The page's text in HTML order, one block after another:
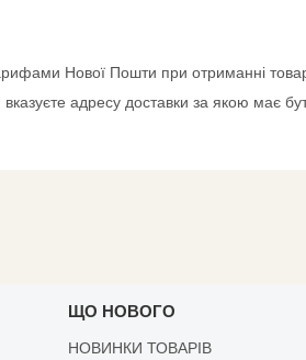
Нової Пошти при отриманні
адресу доставки за якою має
ЩО НОВОГО
НОВИНКИ ТОВАРІВ